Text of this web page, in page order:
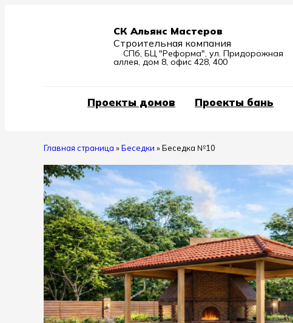
СК Альянс Мастеров
Строительная компания
СПб, БЦ "Реформа", ул. Придорожная
аллея, дом 8, офис 428, 400
Проекты домов Проекты бань
Главная страница »Беседки »Беседка №10